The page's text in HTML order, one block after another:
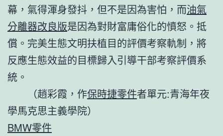
幕，氣得渾身發抖，但不是因為害怕，而油氣
分離器改良版是因為對財富庸俗化的憤怒。抵
償。完美生態文明扶植目的評價考察軌制，將
反應生態效益的目標歸入引導干部考察評價系
統。
（趙彩霞， 作保時捷零件者單元:青海年夜
學馬克思主義學院）
BMW零件